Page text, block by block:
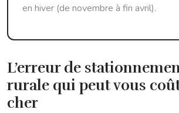
en hiver (de novembre à fin avril).
L’erreur de
rurale qui peut vous
cher